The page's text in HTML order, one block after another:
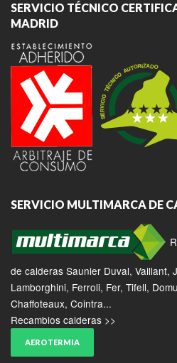
SERVICIO TÉCNICO
MADRID
SERVICIO MULTIMARCA DE
de calderas Saunier Duval, Vaillant,
Lamborghini, Ferroli, Fer, Tifell,
Chaffoteaux, Cointra...
Recambios calderas >>
AEROTERMIA